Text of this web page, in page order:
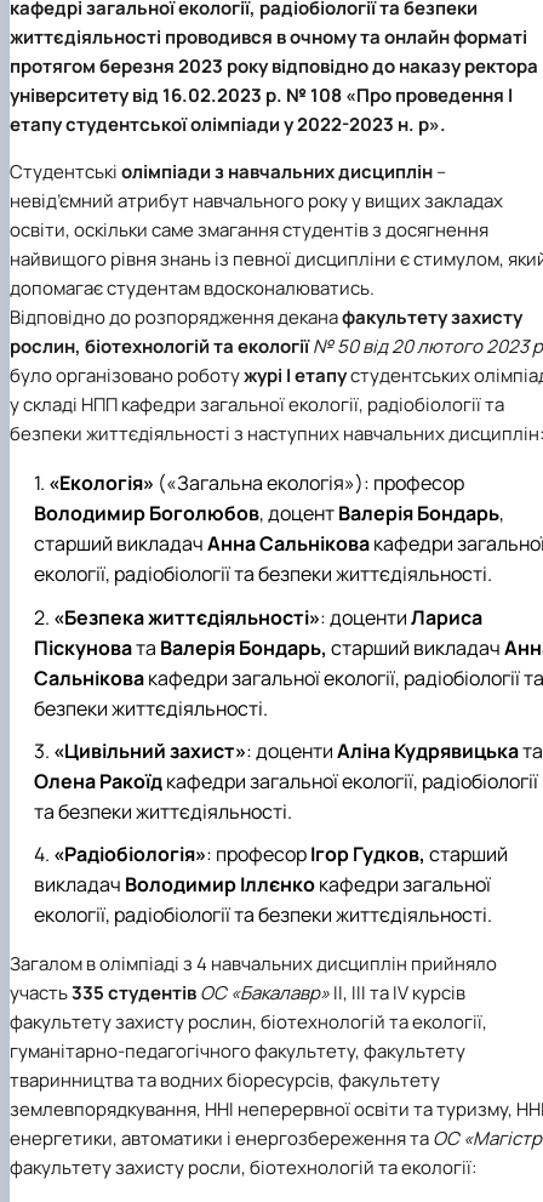
кафедрі загальної екології, радіобіології та безпеки
життєдіяльності проводився в очному та онлайн форматі
протягом березня 2023 року відповідно до наказу ректора
університету від 16.02.2023 р. № 108 «Про проведення І
етапу студентської олімпіади у 2022-2023 н. р».
Студентськіолімпіади з навчальних дисциплін–
невід’ємний атрибут навчального року у вищих закладах
освіти, оскільки саме змагання студентів з досягнення
найвищого рівня знань із певної дисципліни є стимулом,
допомагає студентам вдосконалюватись.
Відповідно до розпорядження деканафакультету захисту
рослин, біотехнологій та екології№ 50 від 20 лютого 2023
було організовано роботужурі І етапустудентських
у складі НПП кафедри загальної екології, радіобіології та
безпеки життєдіяльності з наступних навчальних дисциплін:
«Екологія» («Загальна екологія»): професор
Володимир Боголюбов, доцентВалерія Бондарь,
старший викладачАнна Сальніковакафедри
екології, радіобіології та безпеки життєдіяльності.
«Безпека життєдіяльності»: доцентиЛариса
Піскуновата Валерія Бондарь, старший викладач
Сальніковакафедри загальної екології, радіобіології та
безпеки життєдіяльності.
«Цивільний захист»: доцентиАліна Кудрявицьката
Олена Ракоїдкафедри загальної екології, радіобіології
та безпеки життєдіяльності.
«Радіобіологія»: професорІгор Гудков, старший
викладач ВолодимирІллєнкокафедри загальної
екології, радіобіології та безпеки життєдіяльності.
Загалом в олімпіаді з 4 навчальних дисциплін прийняло
участь335 студентівОС «Бакалавр»ІІ, ІІІ та IV курсів
факультету захисту рослин, біотехнологій та екології,
гуманітарно-педагогічного факультету, факультету
тваринництва та водних біоресурсів, факультету
землевпорядкування, ННІ неперервної освіти та туризму,
енергетики, автоматики і енергозбереження таОС
факультету захисту росли, біотехнологій та екології: